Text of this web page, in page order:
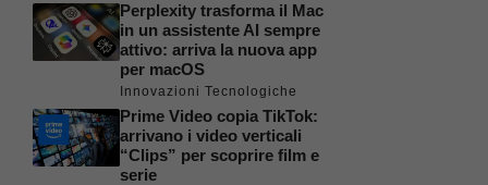
Perplexity trasforma il Mac
in un assistente AI sempre
attivo: arriva la nuova app
per macOS
Innovazioni Tecnologiche
Prime Video copia TikTok:
arrivano i video verticali
“Clips” per scoprire film e
serie